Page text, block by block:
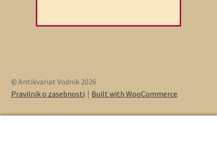
© Antikvariat Vodnik 2026
Pravilnik o zasebnosti
Built with WooCommerce.